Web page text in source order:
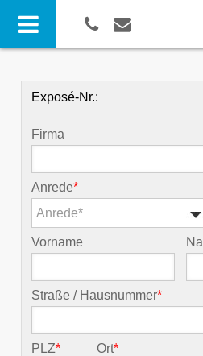
Exposé-Nr.:
Firma
Anrede*
Anrede*
Vorname
Straße / Hausnummer*
PLZ* Ort*